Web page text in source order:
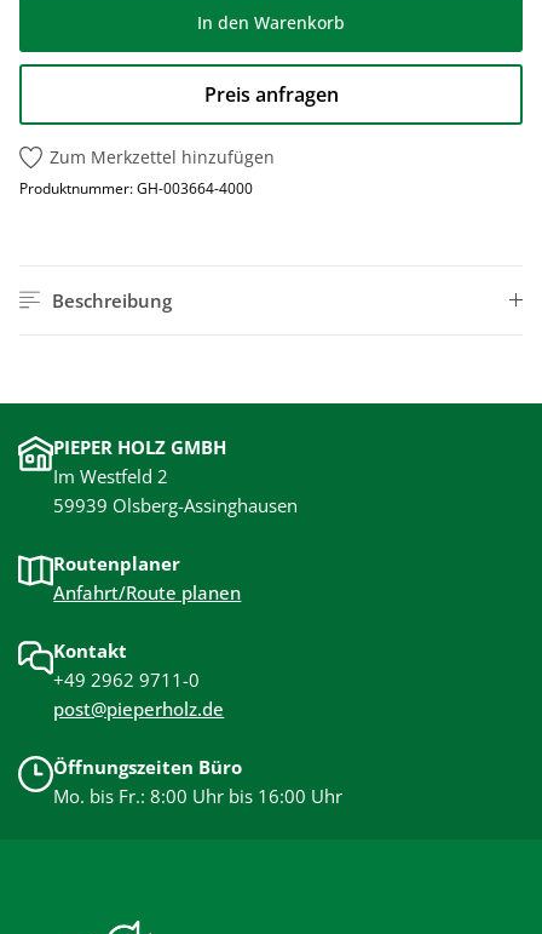
In den Warenkorb
Preis anfragen
Zum Merkzettel hinzufügen
Produktnummer:GH-003664-4000
Beschreibung
PIEPER HOLZ GMBH
Im Westfeld 2
59939 Olsberg-Assinghausen
Routenplaner
Anfahrt/Route planen
Kontakt
+49 2962 9711-0
post@pieperholz.de
Öffnungszeiten Büro
Mo. bis Fr.: 8:00 Uhr bis 16:00 Uhr